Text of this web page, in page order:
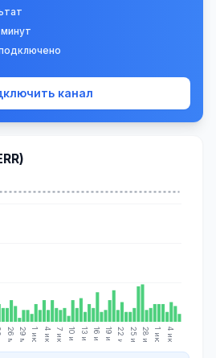
канал
26 мая 29 мая 1 июн. 4 июн. 7 июн. 10 июн. 13 июн. 16 июн. 19 июн. 22 июн. 25 июн. 28 июн. 1 июл. 4 июл.